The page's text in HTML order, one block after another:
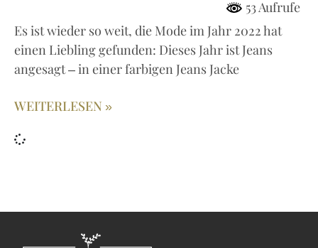
53 Aufrufe
Es ist wieder so weit, die Mode im Jahr 2022 hat
einen Liebling gefunden: Dieses Jahr ist Jeans
angesagt – in einer farbigen Jeans Jacke
WEITERLESEN »